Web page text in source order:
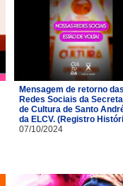
Mensagem de retorno
Redes Sociais da
de Cultura de Santo
da ELCV. (Registro
07/10/2024